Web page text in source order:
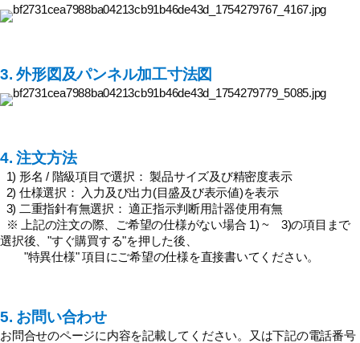
3. 外形図及パンネル加工寸法図
4. 注文方法
1) 形名 / 階級項目で選択： 製品サイズ及び精密度表示
2) 仕様選択： 入力及び出力(目盛及び表示値)を表示
3) 二重指針有無選択： 適正指示判断用計器使用有無
※ 上記の注文の際、ご希望の仕様がない場合 1) ~ 3)の項目まで
選択後、"すぐ購買する"を押した後、
"特異仕様" 項目にご希望の仕様を直接書いてください。
5. お問い合わせ
お問合せのページに内容を記載してください。又は下記の電話番号